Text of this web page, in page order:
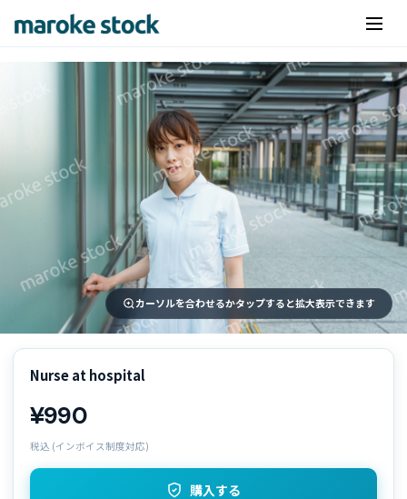
カーソルを合わせるかタップすると拡大表示できます
Nurse at hospital
¥990
税込 (インボイス制度対応)
購入する